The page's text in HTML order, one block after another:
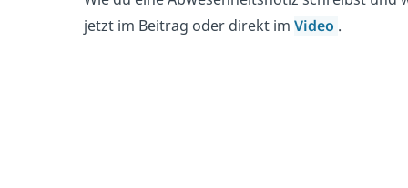
jetzt im Beitrag oder direkt im Video .